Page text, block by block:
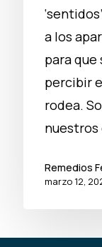
a los
para que
percibir
rodea.
nuestros
Remedios
marzo 12,